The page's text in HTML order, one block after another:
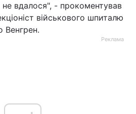
вдалося", - прокоментував
військового шпиталю
Венгрен.
Реклама